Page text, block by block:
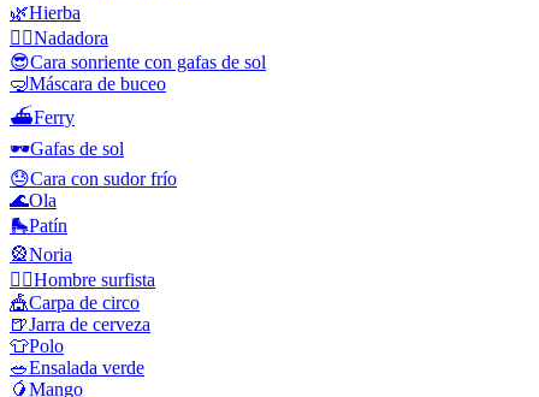
🌿Hierba
🏊‍♀️Nadadora
😎Cara sonriente con gafas de sol
🤿Máscara de buceo
⛴️Ferry
🕶️Gafas de sol
😓Cara con sudor frío
🌊Ola
🛼Patín
🎡Noria
🏄‍♂️Hombre surfista
🎪Carpa de circo
🍺Jarra de cerveza
👕Polo
🥗Ensalada verde
🥭Mango